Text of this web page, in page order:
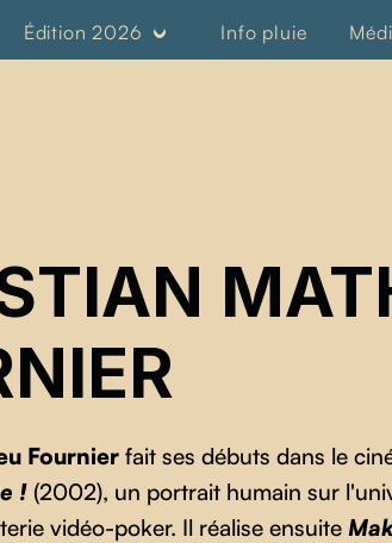
Édition 2026 Info pluie
Fournierfait ses débuts dans le
!(2002), un portrait humain sur
vidéo-poker. Il réalise ensuite